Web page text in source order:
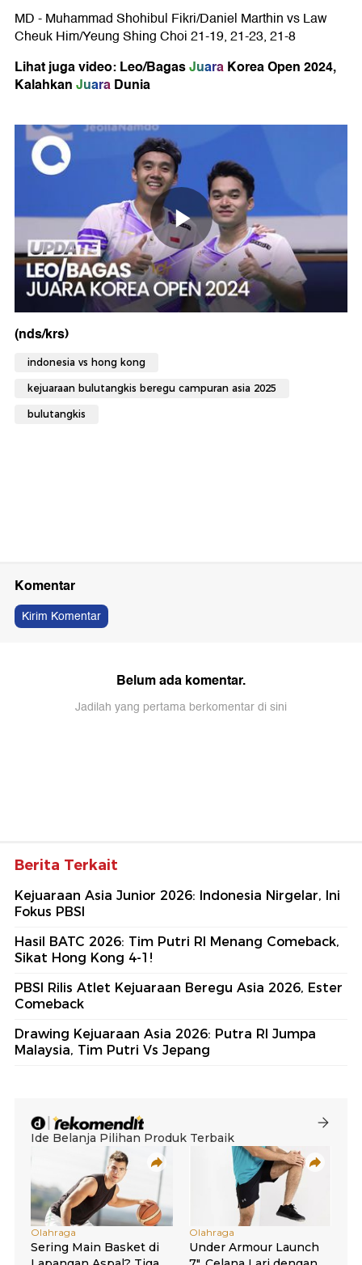
MD - Muhammad Shohibul Fikri/Daniel Marthin vs Law
Cheuk Him/Yeung Shing Choi 21-19, 21-23, 21-8
Lihat juga video: Leo/BagasJuaraKorea Open 2024,
KalahkanJuaraDunia
(nds/krs)
indonesia vs hong kong
kejuaraan bulutangkis beregu campuran asia 2025
bulutangkis
Komentar
Kirim Komentar
Belum ada komentar.
Jadilah yang pertama berkomentar di sini
Berita Terkait
Kejuaraan Asia Junior 2026: Indonesia Nirgelar, Ini
Fokus PBSI
Hasil BATC 2026: Tim Putri RI Menang Comeback,
Sikat Hong Kong 4-1!
PBSI Rilis Atlet Kejuaraan Beregu Asia 2026, Ester
Comeback
Drawing Kejuaraan Asia 2026: Putra RI Jumpa
Malaysia, Tim Putri Vs Jepang